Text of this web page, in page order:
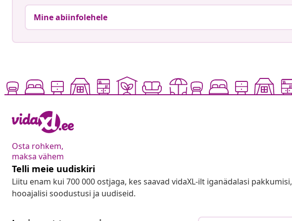
Mine abiinfolehele
Osta rohkem,
maksa vähem
Telli meie uudiskiri
Liitu enam kui 700 000 ostjaga, kes saavad vidaXL-ilt iganädalasi pakkumisi,
hooajalisi soodustusi ja uudiseid.